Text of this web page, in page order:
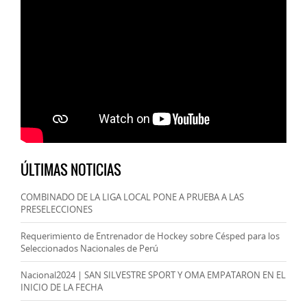
ÚLTIMAS NOTICIAS
COMBINADO DE LA LIGA LOCAL PONE A PRUEBA A LAS
PRESELECCIONES
Requerimiento de Entrenador de Hockey sobre Césped para los
Seleccionados Nacionales de Perú
Nacional2024 | SAN SILVESTRE SPORT Y OMA EMPATARON EN EL
INICIO DE LA FECHA